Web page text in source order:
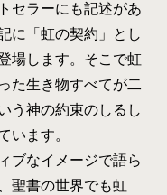
セラーにも記述があ
に「虹の契約」とし
場します。そこで虹
た生き物すべてが二
う神の約束のしるし
います。
ブなイメージで語ら
聖書の世界でも虹